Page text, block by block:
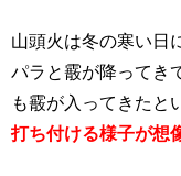
山頭火は冬の寒い日
パラと霰が降ってき
も霰が入ってきたと
打ち付ける様子が想